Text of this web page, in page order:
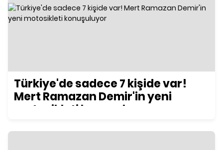
Türkiye'de sadece 7 kişide var!
Mert Ramazan Demir'in yeni
motosikleti konuşuluyor